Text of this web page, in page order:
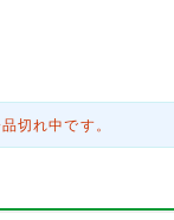
切れ中です。